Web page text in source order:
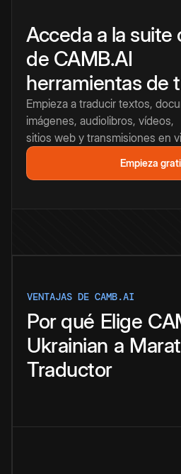
Acceda a la suite
de CAMB.AI
herramientas de
Empieza a traducir textos,
imágenes, audiolibros, vídeos,
sitios web y transmisiones en
Empieza
VENTAJAS DE CAMB.AI
Por qué Elige
Ukrainian a
Traductor